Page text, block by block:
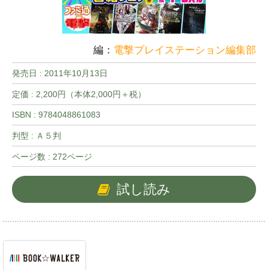
編： 電撃プレイステーション編集部
発売日 : 2011年10月13日
定価 : 2,200円（本体2,000円＋税）
ISBN : 9784048861083
判型 : Ａ５判
ページ数 : 272ページ
試し読み